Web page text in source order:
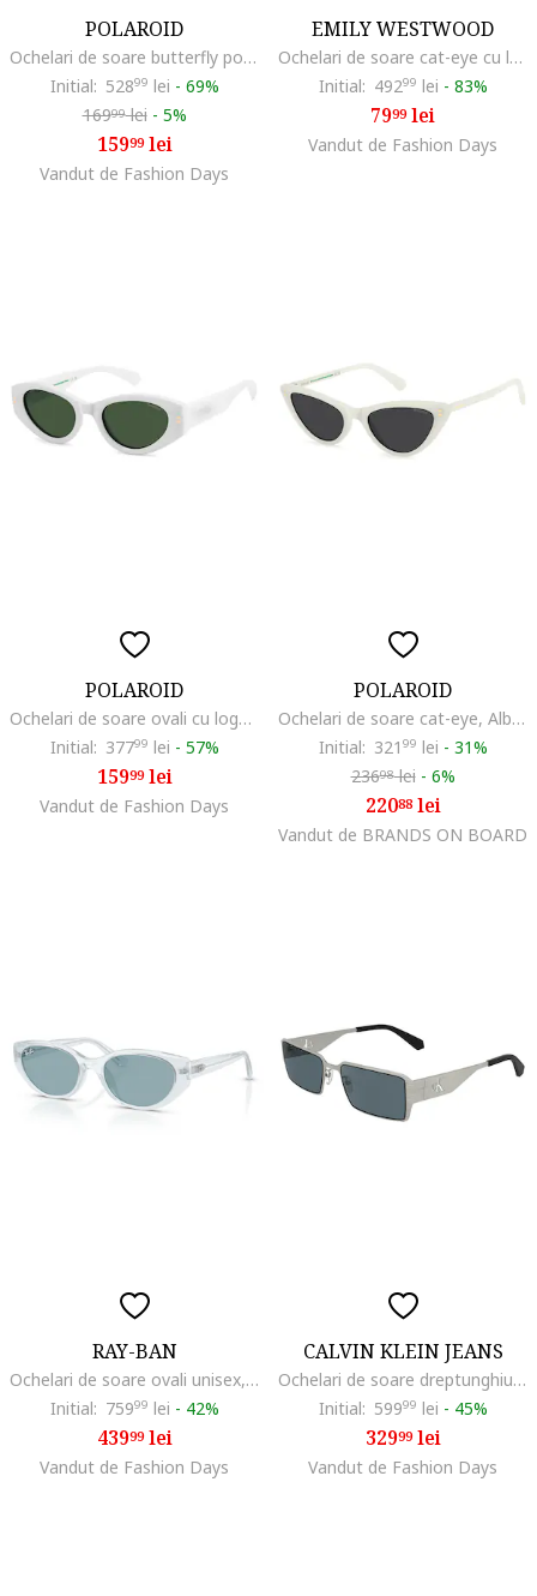
POLAROID
Ochelari de soare butterfly polarizati, Alb fildes/Gri deschis
Initial: 52899 lei - 69%
16999lei - 5%
15999lei
Vandut de Fashion Days
EMILY WESTWOOD
Ochelari de soare cat-eye cu lentile uni Amaya, Alb/Negru
Initial: 49299 lei - 83%
7999lei
Vandut de Fashion Days
POLAROID
Ochelari de soare ovali cu logo discret, Auriu/Alb murdar
Initial: 37799 lei - 57%
15999lei
Vandut de Fashion Days
POLAROID
Ochelari de soare cat-eye, Alb murdar
Initial: 321 99 lei - 31%
23698lei - 6%
22088lei
Vandut de BRANDS ON BOARD
RAY-BAN
Ochelari de soare ovali unisex, Alb/Argintiu
Initial: 75999 lei - 42%
43999lei
Vandut de Fashion Days
CALVIN KLEIN JEANS
Ochelari de soare dreptunghiulari cu model unisex, Negru/Alb murdar
Initial: 59999 lei - 45%
32999lei
Vandut de Fashion Days